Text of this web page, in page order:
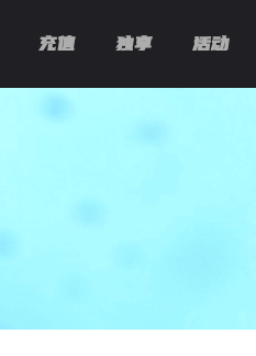
充值 独享 活动